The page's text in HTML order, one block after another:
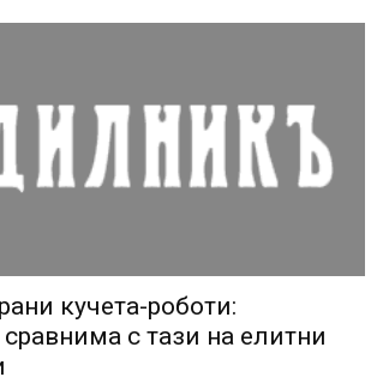
кучета-роботи:
с тази на елитни